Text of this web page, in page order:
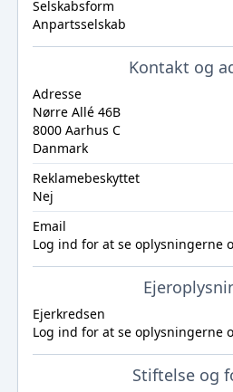
Selskabsform
Anpartsselskab
Kontakt og
Adresse
Nørre Allé 46B
8000 Aarhus C
Danmark
Reklamebeskyttet
Nej
Email
Log ind for at se oplysningerne
Ejerkredsen
Log ind for at se oplysningerne
Stiftelse og